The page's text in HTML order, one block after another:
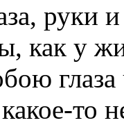
руки
как у
то